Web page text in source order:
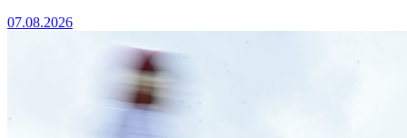
07.08.2026